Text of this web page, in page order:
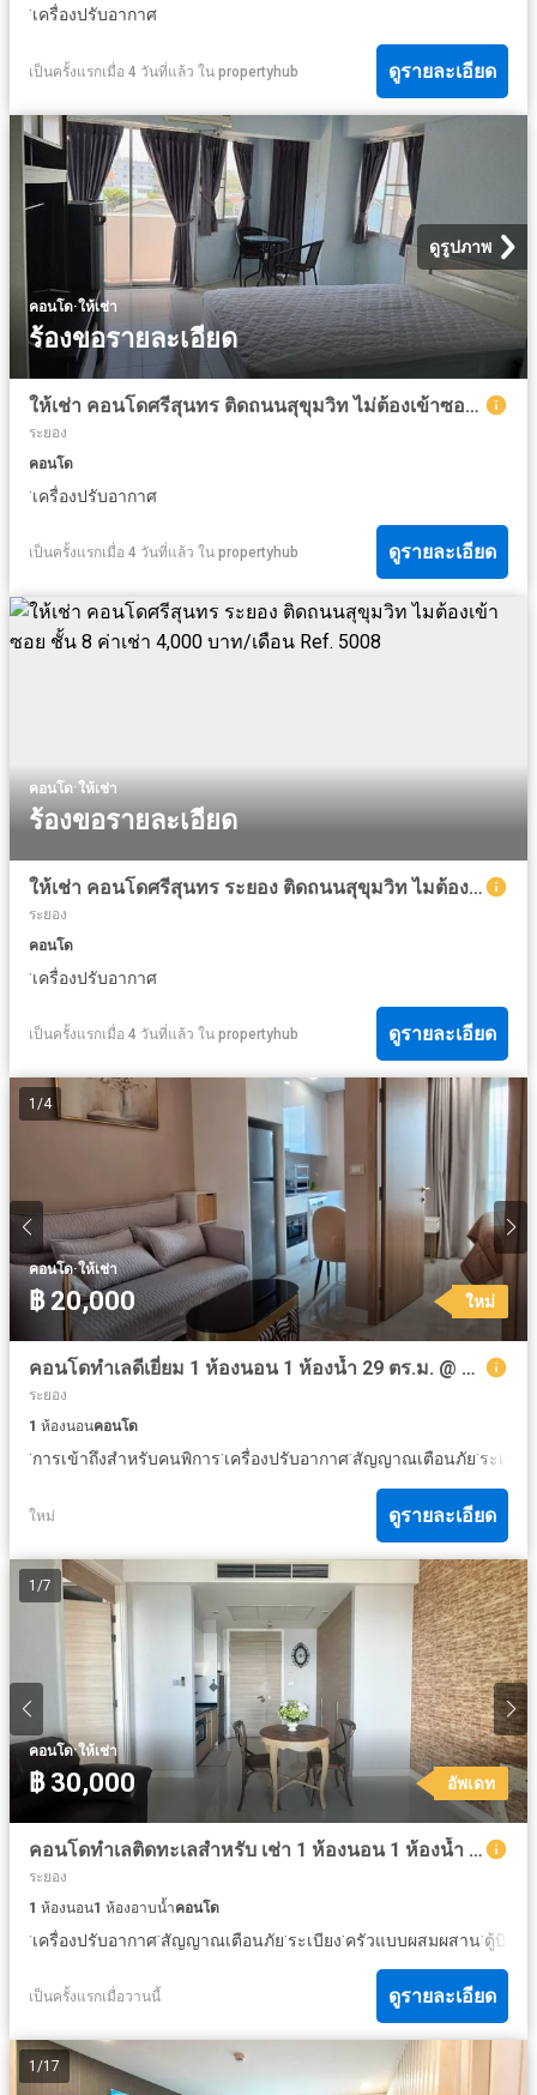
·เครื่องปรับอากาศ
เป็นครั้งแรกเมื่อ 4 วันที่แล้ว ใน propertyhub ดูรายละเอียด
ดูรูปภาพ
คอนโด·ให้เช่า
ร้องขอรายละเอียด
ให้เช่า คอนโดศรีสุนทร ติดถนนสุขุมวิท ไม่ต้องเข้าซอย ชั้น 3 Ref. 5003
ระยอง
คอนโด
·เครื่องปรับอากาศ
เป็นครั้งแรกเมื่อ 4 วันที่แล้ว ใน propertyhub ดูรายละเอียด
คอนโด·ให้เช่า
ร้องขอรายละเอียด
ให้เช่า คอนโดศรีสุนทร ระยอง ติดถนนสุขุมวิท ไมต้องเข้าซอย ชั้น 8 ค่าเช่า 4,000 บาท/เดือน Ref. 5008
ระยอง
คอนโด
·เครื่องปรับอากาศ
เป็นครั้งแรกเมื่อ 4 วันที่แล้ว ใน propertyhub ดูรายละเอียด
1 /4
คอนโด·ให้เช่า
฿ 20,000 ใหม่
คอนโดทำเลดีเยี่ยม 1 ห้องนอน 1 ห้องน้ำ 29 ตร.ม. @ หาดโคปาคาบานา จอมเทียน
ระยอง
1 ห้องนอนคอนโด
·การเข้าถึงสำหรับคนพิการ·เครื่องปรับอากาศ·สัญญาณเตือนภัย·ระเบียง
ใหม่ ดูรายละเอียด
1 /7
คอนโด·ให้เช่า
฿ 30,000 อัพเดท
คอนโดทำเลติดทะเลสำหรับ เช่า 1 ห้องนอน 1 ห้องน้ำ 60 ตร.ม. @ รีเฟล็กชั่น จอมเทียน คอนโด
ระยอง
1 ห้องนอน1 ห้องอาบน้ำคอนโด
·เครื่องปรับอากาศ·สัญญาณเตือนภัย·ระเบียง·ครัวแบบผสมผสาน·ตู้บิวท์
เป็นครั้งแรกเมื่อวานนี้ ดูรายละเอียด
1 /17